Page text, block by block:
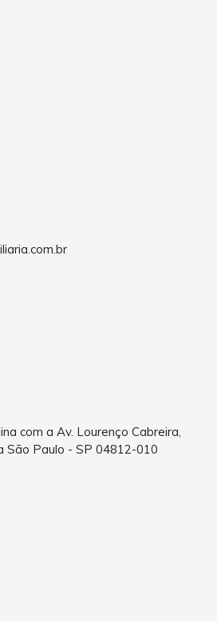
com a Av. Lourenço Cabreira,
São Paulo - SP 04812-010